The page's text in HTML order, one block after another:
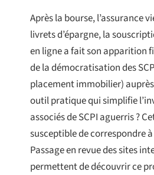
Après la bourse, l’assurance
livrets d’épargne, la
en ligne a fait son apparition
de la démocratisation des
placement immobilier)
outil pratique qui simplifie
associés de SCPI aguerris ?
susceptible de correspondre
Passage en revue des sites
permettent de découvrir ce